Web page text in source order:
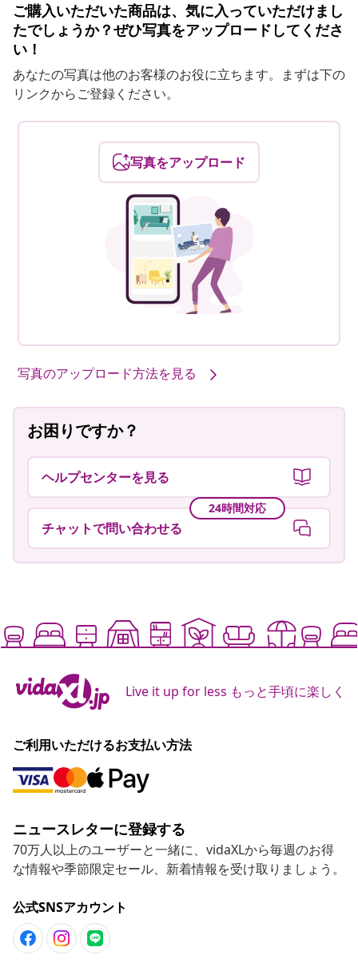
ご購入いただいた商品は、気に入っていただけまし
たでしょうか？ぜひ写真をアップロードしてくださ
い！
あなたの写真は他のお客様のお役に立ちます。まずは下の
リンクからご登録ください。
写真をアップロード
写真のアップロード方法を見る
お困りですか？
ヘルプセンターを見る
24時間対応
チャットで問い合わせる
Live it up for less もっと手頃に楽しく
ご利用いただけるお支払い方法
ニュースレターに登録する
70万人以上のユーザーと一緒に、vidaXLから毎週のお得
な情報や季節限定セール、新着情報を受け取りましょう。
公式SNSアカウント